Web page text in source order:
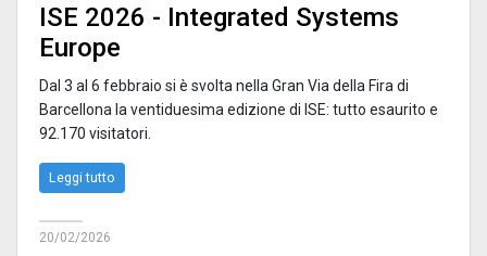
ISE 2026 - Integrated Systems
Europe
Dal 3 al 6 febbraio si è svolta nella Gran Via della Fira di
Barcellona la ventiduesima edizione di ISE: tutto esaurito e
92.170 visitatori.
Leggi tutto
20/02/2026